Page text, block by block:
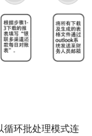
循环批处理模式连